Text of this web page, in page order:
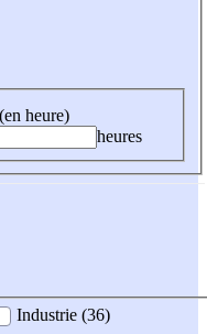
heure)
heures
Industrie (36)